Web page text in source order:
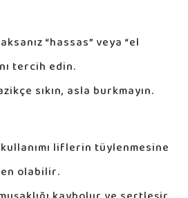
“hassas” veya “el
tercih edin.
sıkın, asla burkmayın.
kullanımı liflerin tüylenmesine
olabilir.